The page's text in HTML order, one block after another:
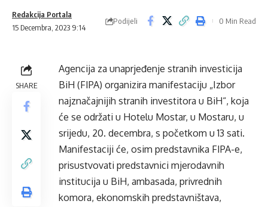
15 Decembra, 2023 9:14
Redakcija Portala
Podijeli 0 Min Read
SHARE
Agencija za unaprjeđenje stranih investicija
BiH (FIPA) organizira manifestaciju „Izbor
najznačajnijih stranih investitora u BiH“, koja
će se održati u Hotelu Mostar, u Mostaru, u
srijedu, 20. decembra, s početkom u 13 sati.
Manifestaciji će, osim predstavnika FIPA-e,
prisustvovati predstavnici mjerodavnih
institucija u BiH, ambasada, privrednih
komora, ekonomskih predstavništava,